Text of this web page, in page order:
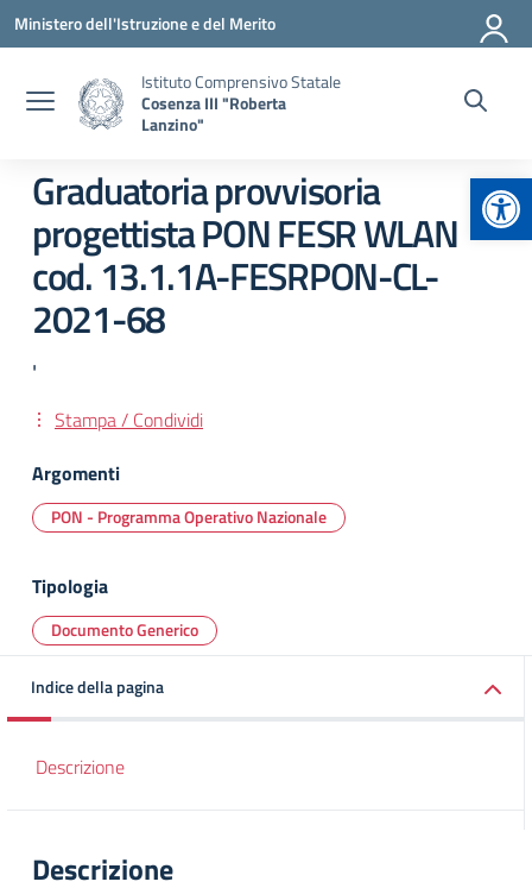
Vai ai contenuti
Vai al menu di navigazione
Vai al footer
Ministero dell'Istruzione e del Merito
Istituto Comprensivo Statale
Cosenza III "Roberta
Lanzino"
Graduatoria provvisoria
progettista PON FESR WLAN
cod. 13.1.1A-FESRPON-CL-
2021-68
'
Stampa / Condividi
Argomenti
PON - Programma Operativo Nazionale
Tipologia
Documento Generico
Indice della pagina
Descrizione
Descrizione